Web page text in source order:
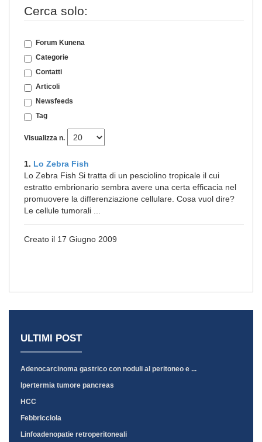
Cerca solo:
Forum Kunena
Categorie
Contatti
Articoli
Newsfeeds
Tag
Visualizza n.
1. Lo Zebra Fish
Lo Zebra Fish Si tratta di un pesciolino tropicale il cui
estratto embrionario sembra avere una certa efficacia nel
promuovere la differenziazione cellulare. Cosa vuol dire?
Le cellule tumorali ...
Creato il 17 Giugno 2009
ULTIMI POST
Adenocarcinoma gastrico con noduli al peritoneo e ...
Ipertermia tumore pancreas
HCC
Febbricciola
Linfoadenopatie retroperitoneali